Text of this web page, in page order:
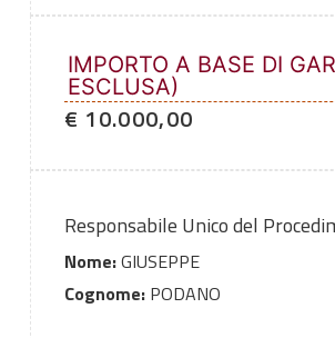
IMPORTO A BASE DI
ESCLUSA)
€ 10.000,00
Responsabile Unico del
Nome:GIUSEPPE
Cognome:PODANO